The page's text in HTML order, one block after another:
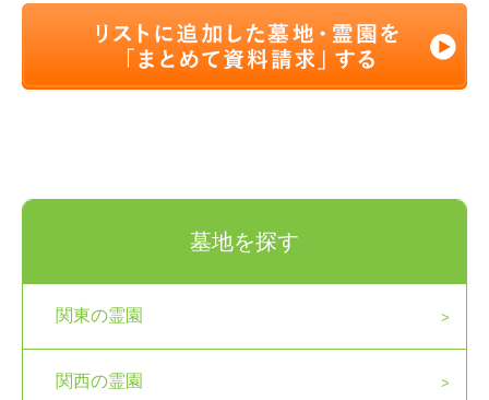
墓地を探す
関東の霊園
関西の霊園